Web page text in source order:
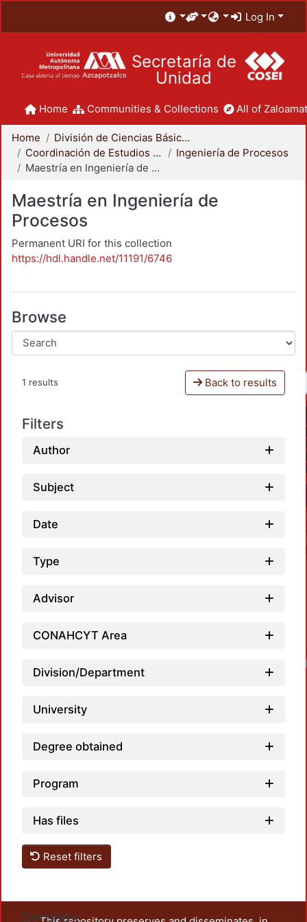
Log In
Secretaría de
Unidad
Home Communities & Collections All of
Home
División de Ciencias Básicas e Ingeniería
Coordinación de Estudios de Posgrado - CBI
Ingeniería de Procesos
Maestría en Ingeniería de Procesos
Maestría en Ingeniería de
Procesos
Permanent URI for this collection
https://hdl.handle.net/11191/6746
Browse
1 results Back to results
Filters
Author
Subject
Date
Type
Advisor
CONAHCYT Area
Division/Department
University
Degree obtained
Program
Has files
Reset filters
Settings